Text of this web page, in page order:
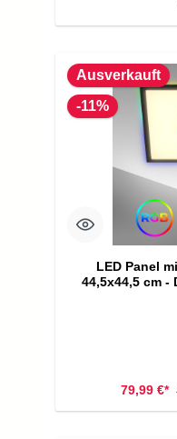
Ausverkauft
-11%
LED Panel
44,5x44,5 cm -
79,99 €*